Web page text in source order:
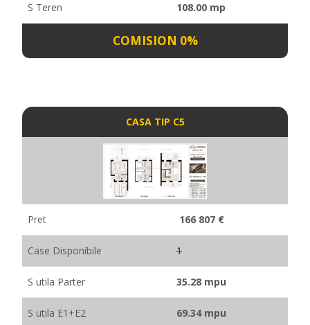
S Teren 108.00 mp
COMISION 0%
CASA TIP C5
Pret 166 807 €
Case Disponibile 1
S utila Parter 35.28 mpu
S utila E1+E2 69.34 mpu